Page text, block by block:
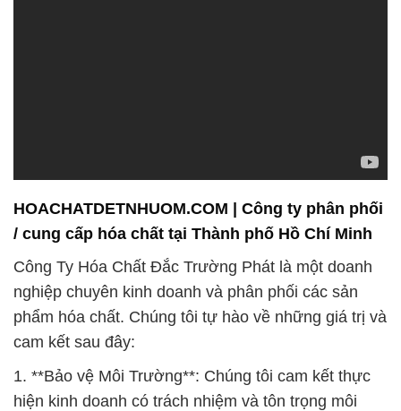
HOACHATDETNHUOM.COM | Công ty phân phối
/ cung cấp hóa chất tại Thành phố Hồ Chí Minh
Công Ty Hóa Chất Đắc Trường Phát là một doanh
nghiệp chuyên kinh doanh và phân phối các sản
phẩm hóa chất. Chúng tôi tự hào về những giá trị và
cam kết sau đây:
1. **Bảo vệ Môi Trường**: Chúng tôi cam kết thực
hiện kinh doanh có trách nhiệm và tôn trọng môi